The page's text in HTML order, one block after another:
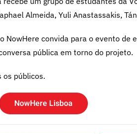
Almeida, Yuli Anastassakis,
NowHere convida para o evento
pública em torno do projeto.
os públicos.
NowHere Lisboa